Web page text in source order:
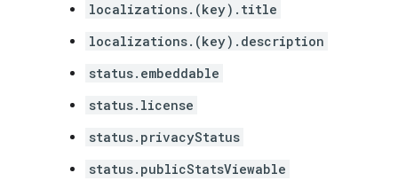
localizations.(key).title
localizations.(key).description
status.embeddable
status.license
status.privacyStatus
status.publicStatsViewable